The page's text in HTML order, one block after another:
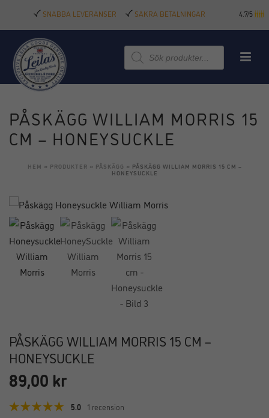
SNABBA LEVERANSER SÄKRA BETALNINGAR 4.7/5
Produktsökning
PÅSKÄGG WILLIAM MORRIS 15
CM – HONEYSUCKLE
HEM » PRODUKTER » PÅSKÄGG » PÅSKÄGG WILLIAM MORRIS 15 CM –
HONEYSUCKLE
PÅSKÄGG WILLIAM MORRIS 15 CM –
HONEYSUCKLE
89,00 kr
5.0 1 recension